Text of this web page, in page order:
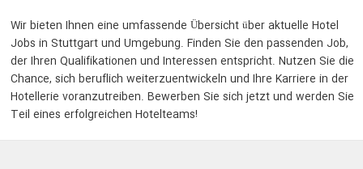
Wir bieten Ihnen eine umfassende Übersicht über aktuelle Hotel
Jobs in Stuttgart und Umgebung. Finden Sie den passenden Job,
der Ihren Qualifikationen und Interessen entspricht. Nutzen Sie die
Chance, sich beruflich weiterzuentwickeln und Ihre Karriere in der
Hotellerie voranzutreiben. Bewerben Sie sich jetzt und werden Sie
Teil eines erfolgreichen Hotelteams!